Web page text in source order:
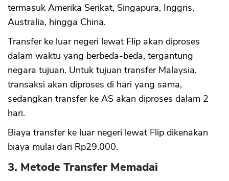
termasuk Amerika Serikat, Singapura, Inggris,
Australia, hingga China.
Transfer ke luar negeri lewat Flip akan diproses
dalam waktu yang berbeda-beda, tergantung
negara tujuan. Untuk tujuan transfer Malaysia,
transaksi akan diproses di hari yang sama,
sedangkan transfer ke AS akan diproses dalam 2
hari.
Biaya transfer ke luar negeri lewat Flip dikenakan
biaya mulai dari Rp29.000.
3. Metode Transfer Memadai